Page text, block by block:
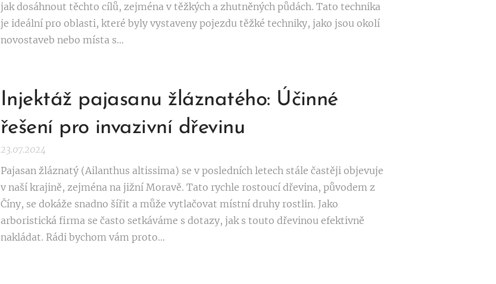
jak dosáhnout těchto cílů, zejména v těžkých a zhutněných půdách. Tato technika
je ideální pro oblasti, které byly vystaveny pojezdu těžké techniky, jako jsou okolí
novostaveb nebo místa s...
Injektáž pajasanu žláznatého: Účinné
řešení pro invazivní dřevinu
23.07.2024
Pajasan žláznatý (Ailanthus altissima) se v posledních letech stále častěji objevuje
v naší krajině, zejména na jižní Moravě. Tato rychle rostoucí dřevina, původem z
Číny, se dokáže snadno šířit a může vytlačovat místní druhy rostlin. Jako
arboristická firma se často setkáváme s dotazy, jak s touto dřevinou efektivně
nakládat. Rádi bychom vám proto...